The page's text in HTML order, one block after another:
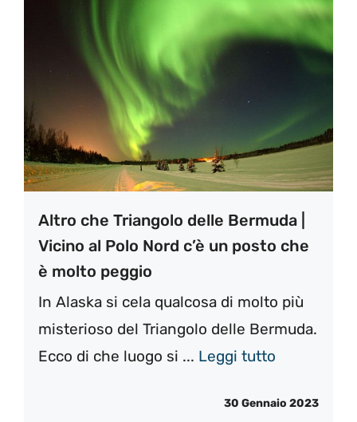
Altro che Triangolo delle Bermuda |
Vicino al Polo Nord c’è un posto che
è molto peggio
In Alaska si cela qualcosa di molto più
misterioso del Triangolo delle Bermuda.
Ecco di che luogo si ... Leggi tutto
30 Gennaio 2023